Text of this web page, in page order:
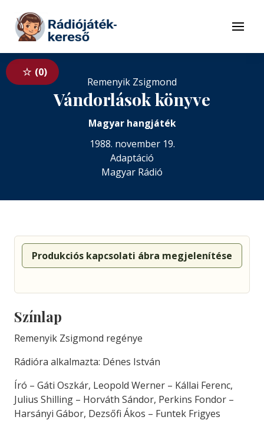
Tovább a tartalomhoz
Menü
0
Remenyik Zsigmond
Vándorlások könyve
Magyar hangjáték
1988. november 19.
Adaptáció
Magyar Rádió
Produkciós kapcsolati ábra megjelenítése
Színlap
Remenyik Zsigmond regénye
Rádióra alkalmazta: Dénes István
Író – Gáti Oszkár, Leopold Werner – Kállai Ferenc,
Julius Shilling – Horváth Sándor, Perkins Fondor –
Harsányi Gábor, Dezsőfi Ákos – Funtek Frigyes